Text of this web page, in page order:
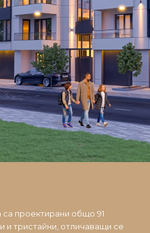
проектирани общо 91
и тристайни, отличаващи се